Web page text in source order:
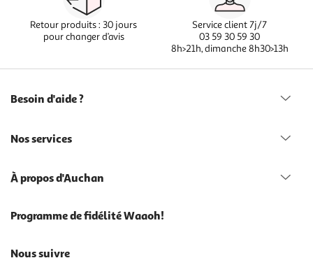
Retour produits : 30 jours
pour changer d’avis
Service client 7j/7
03 59 30 59 30
8h>21h, dimanche 8h30>13h
Besoin d'aide ?
Nos services
À propos d'Auchan
Programme de fidélité Waaoh!
Nous suivre